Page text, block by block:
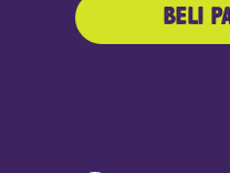
BELI